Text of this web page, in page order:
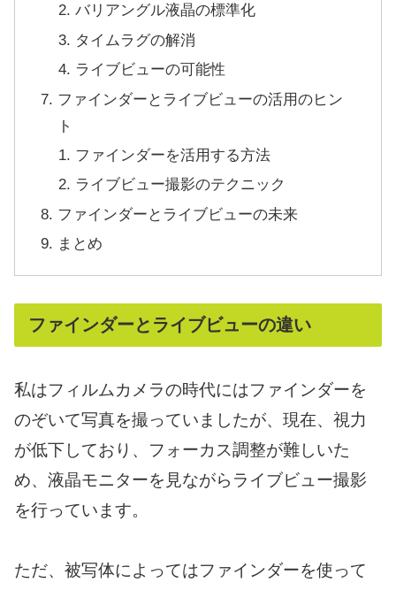
バリアングル液晶の標準化
タイムラグの解消
ライブビューの可能性
ファインダーとライブビューの活用のヒン
ト
ファインダーを活用する方法
ライブビュー撮影のテクニック
ファインダーとライブビューの未来
まとめ
ファインダーとライブビューの違い
私はフィルムカメラの時代にはファインダーを
のぞいて写真を撮っていましたが、現在、視力
が低下しており、フォーカス調整が難しいた
め、液晶モニターを見ながらライブビュー撮影
を行っています。
ただ、被写体によってはファインダーを使って